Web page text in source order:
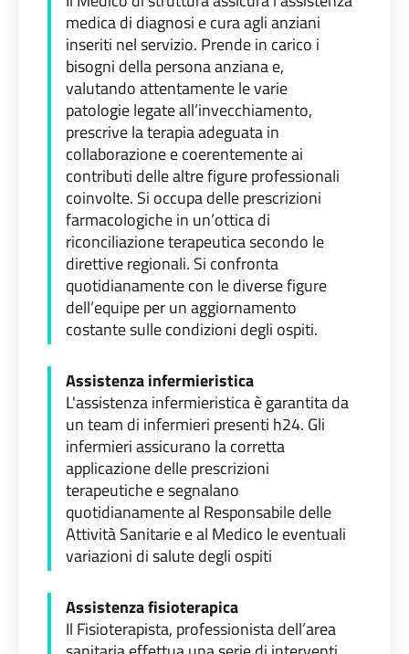
medica di diagnosi e cura agli anziani
inseriti nel servizio. Prende in carico i
bisogni della persona anziana e,
valutando attentamente le varie
patologie legate all’invecchiamento,
prescrive la terapia adeguata in
collaborazione e coerentemente ai
contributi delle altre figure professionali
coinvolte. Si occupa delle prescrizioni
farmacologiche in un’ottica di
riconciliazione terapeutica secondo le
direttive regionali. Si confronta
quotidianamente con le diverse figure
dell’equipe per un aggiornamento
costante sulle condizioni degli ospiti.
Assistenza infermieristica
L'assistenza infermieristica è garantita da
un team di infermieri presenti h24. Gli
infermieri assicurano la corretta
applicazione delle prescrizioni
terapeutiche e segnalano
quotidianamente al Responsabile delle
Attività Sanitarie e al Medico le eventuali
variazioni di salute degli ospiti
Assistenza fisioterapica
Il Fisioterapista, professionista dell’area